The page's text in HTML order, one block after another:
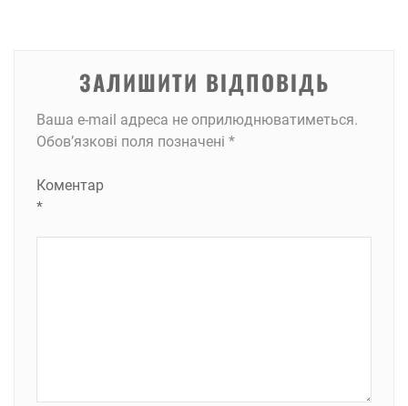
ЗАЛИШИТИ ВІДПОВІДЬ
Ваша e-mail адреса не оприлюднюватиметься.
Обов’язкові поля позначені *
Коментар
*